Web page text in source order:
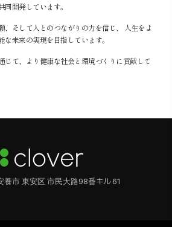
開発しています。
、そして人とのつながりの力を信じ、 人生をよ
な未来の実現を目指しています。
じて、より健康な社会と環境づくりに貢献して
養市 東安区 市民大路98番キル 61